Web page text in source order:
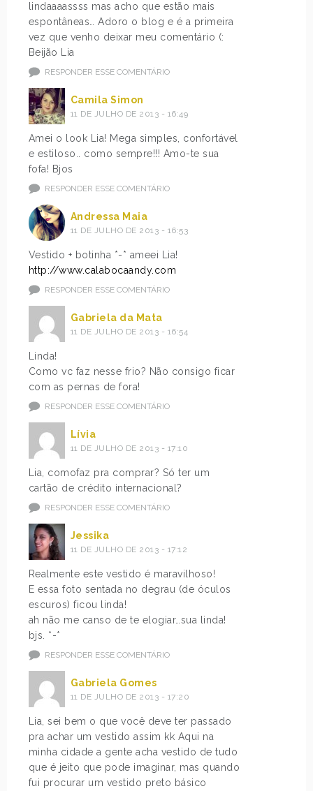
lindaaaassss mas acho que estão mais
espontâneas… Adoro o blog e é a primeira
vez que venho deixar meu comentário (:
Beijão Lia
RESPONDER ESSE COMENTÁRIO
Camila Simon
11 DE JULHO DE 2013 - 16:49
Amei o look Lia! Mega simples, confortável
e estiloso.. como sempre!!! Amo-te sua
fofa! Bjos
RESPONDER ESSE COMENTÁRIO
Andressa Maia
11 DE JULHO DE 2013 - 16:53
Vestido + botinha *-* ameei Lia!
http://www.calabocaandy.com
RESPONDER ESSE COMENTÁRIO
Gabriela da Mata
11 DE JULHO DE 2013 - 16:54
Linda!
Como vc faz nesse frio? Não consigo ficar
com as pernas de fora!
RESPONDER ESSE COMENTÁRIO
Lívia
11 DE JULHO DE 2013 - 17:10
Lia, comofaz pra comprar? Só ter um
cartão de crédito internacional?
RESPONDER ESSE COMENTÁRIO
Jessika
11 DE JULHO DE 2013 - 17:12
Realmente este vestido é maravilhoso!
E essa foto sentada no degrau (de óculos
escuros) ficou linda!
ah não me canso de te elogiar…sua linda!
bjs. *-*
RESPONDER ESSE COMENTÁRIO
Gabriela Gomes
11 DE JULHO DE 2013 - 17:20
Lia, sei bem o que você deve ter passado
pra achar um vestido assim kk Aqui na
minha cidade a gente acha vestido de tudo
que é jeito que pode imaginar, mas quando
fui procurar um vestido preto básico